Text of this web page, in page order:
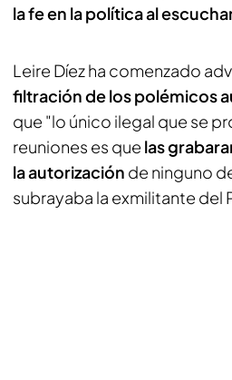
la fe en la política al
Leire Díez ha comenzado
filtración de los polémicos
que "lo único ilegal que se
reuniones es que las
la autorización de ninguno
subrayaba la exmilitante del